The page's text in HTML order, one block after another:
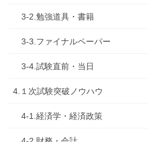
3-2.勉強道具・書籍
3-3.ファイナルペーパー
3-4.試験直前・当日
4.１次試験突破ノウハウ
4-1.経済学・経済政策